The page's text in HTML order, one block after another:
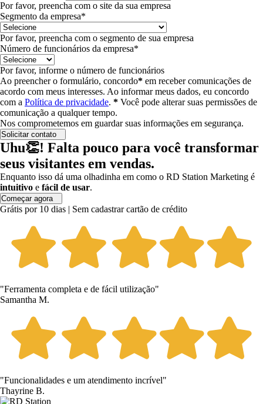
Por favor, preencha com o site da sua empresa
Segmento da empresa*
Por favor, preencha com o segmento de sua empresa
Número de funcionários da empresa*
Por favor, informe o número de funcionários
Ao preencher o formulário, concordo* em receber comunicações de
acordo com meus interesses. Ao informar meus dados, eu concordo
com a Política de privacidade. * Você pode alterar suas permissões de
comunicação a qualquer tempo.
Nos comprometemos em guardar suas informações em segurança.
Solicitar contato
Uhu👏! Falta pouco para você transformar
seus visitantes em vendas.
Enquanto isso dá uma olhadinha em como o RD Station Marketing é
intuitivo e fácil de usar.
Começar agora
Grátis por 10 dias | Sem cadastrar cartão de crédito
"Ferramenta completa e de fácil utilização"
Samantha M.
"Funcionalidades e um atendimento incrível"
Thayrine B.